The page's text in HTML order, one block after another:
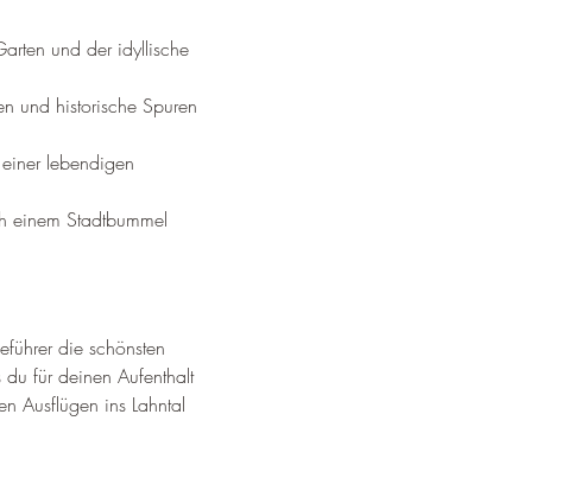
und der idyllische
und historische Spuren
lebendigen
einem Stadtbummel
die schönsten
für deinen Aufenthalt
Ausflügen ins Lahntal